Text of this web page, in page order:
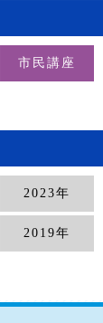
市民講座
2023年
2019年